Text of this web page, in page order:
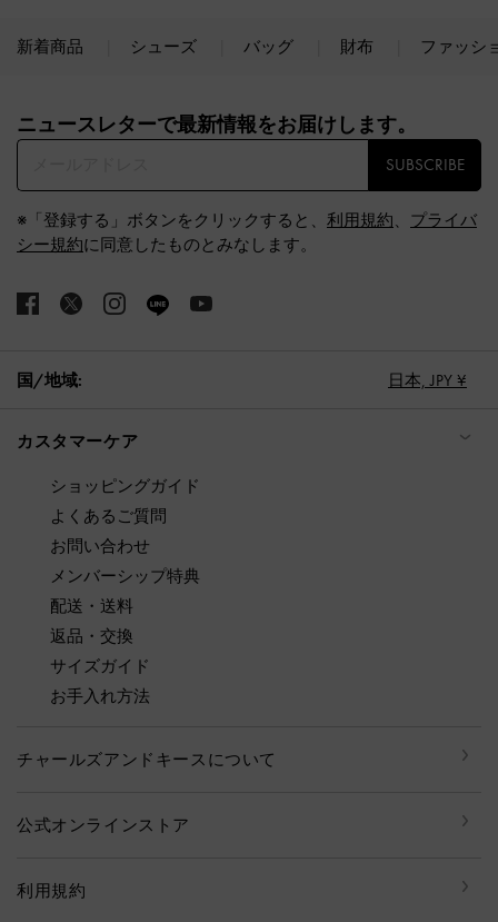
新着商品 シューズ バッグ 財布 ファッシ
ニュースレターで最新情報をお届けします。​
SUBSCRIBE
※「登録する」ボタンをクリックすると、 利用規約、 プライバ
シー規約に同意したものとみなします。
国/地域: 日本, JPY ¥
カスタマーケア
ショッピングガイド
よくあるご質問
お問い合わせ
メンバーシップ特典
配送・送料
返品・交換
サイズガイド
お手入れ方法
チャールズアンドキースについて
公式オンラインストア
利用規約